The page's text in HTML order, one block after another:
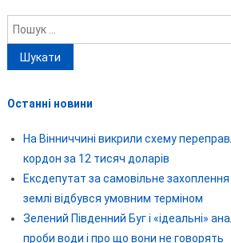
Пошук:
Останні новини
На Вінниччині викрили схему
кордон за 12 тисяч доларів
Ексдепутат за самовільне захоплення
землі відбувся умовним терміном
Зелений Південний Буг і «ідеальні»
проби води і про що вони не говорять